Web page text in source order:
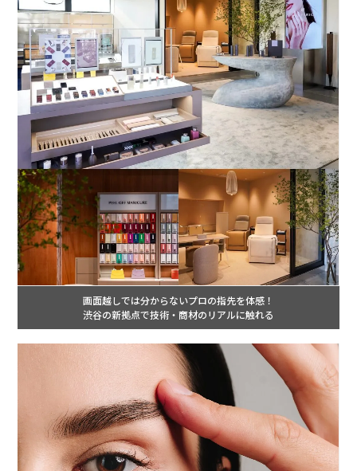
画面越しでは分からないプロの指先を体感！
渋谷の新拠点で技術・商材のリアルに触れる